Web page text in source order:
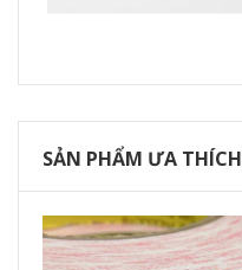
SẢN PHẨM ƯA THÍCH